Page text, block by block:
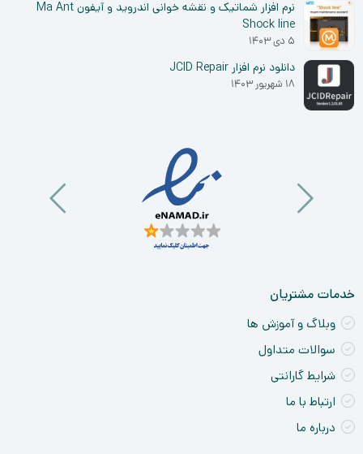
نرم افزار شماتیک و نقشه خوانی اندروید و آیفون Ma Ant
Shock line
۵ دی ۱۴۰۳
دانلود نرم افزار JCID Repair
۱۸ شهریور ۱۴۰۳
خدمات مشتریان
وبلاگ و آموزش ها
سوالات متداول
شرایط گارانتی
ارتباط با ما
درباره ما